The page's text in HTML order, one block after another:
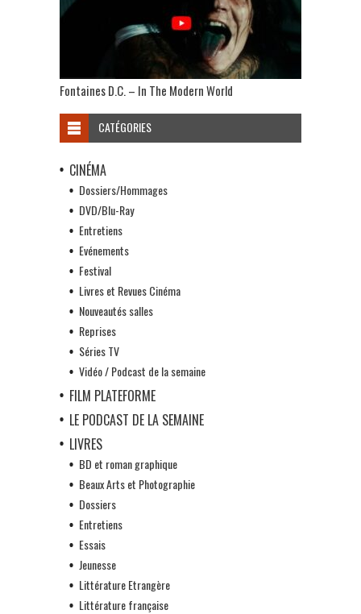
Fontaines D.C. – In The Modern World
CATÉGORIES
CINÉMA
Dossiers/Hommages
DVD/Blu-Ray
Entretiens
Evénements
Festival
Livres et Revues Cinéma
Nouveautés salles
Reprises
Séries TV
Vidéo / Podcast de la semaine
FILM PLATEFORME
LE PODCAST DE LA SEMAINE
LIVRES
BD et roman graphique
Beaux Arts et Photographie
Dossiers
Entretiens
Essais
Jeunesse
Littérature Etrangère
Littérature française